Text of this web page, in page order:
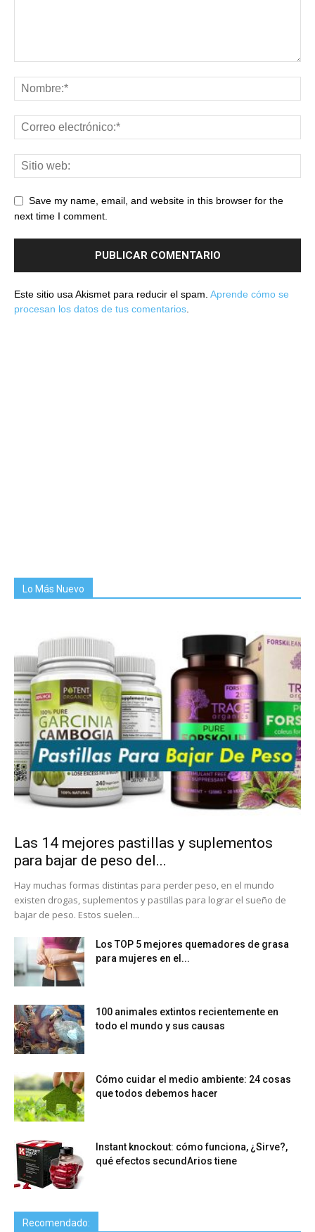
Save my name, email, and website in this browser for the
next time I comment.
Este sitio usa Akismet para reducir el spam. Aprende cómo se
procesan los datos de tus comentarios
Lo Más Nuevo
Las 14 mejores pastillas y suplementos
para bajar de peso del...
Hay muchas formas distintas para perder peso, en el mundo
existen drogas, suplementos y pastillas para lograr el sueño de
bajar de peso. Estos suelen...
Los TOP 5 mejores quemadores de grasa
para mujeres en el...
100 animales extintos recientemente en
todo el mundo y sus causas
Cómo cuidar el medio ambiente: 24 cosas
que todos debemos hacer
Instant knockout: cómo funciona, ¿Sirve?,
qué efectos secundArios tiene
Recomendado: